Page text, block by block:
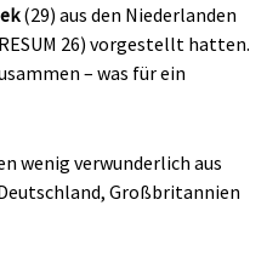
(29) aus den Niederlanden
26) vorgestellt hatten.
– was für ein
wenig verwunderlich aus
Großbritannien